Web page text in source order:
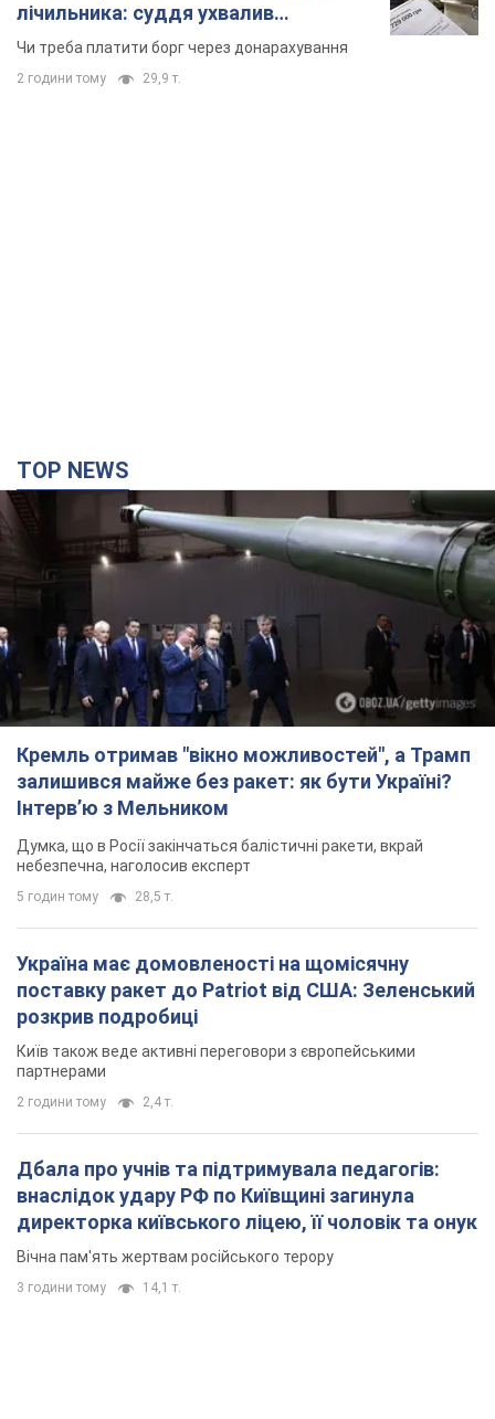
лічильника: суддя ухвалив
неочікуване рішення
Чи треба платити борг через донарахування
2 години тому 29,9 т.
TOP NEWS
Кремль отримав "вікно можливостей", а Трамп
залишився майже без ракет: як бути Україні?
Інтерв’ю з Мельником
Думка, що в Росії закінчаться балістичні ракети, вкрай
небезпечна, наголосив експерт
5 годин тому 28,5 т.
Україна має домовленості на щомісячну
поставку ракет до Patriot від США: Зеленський
розкрив подробиці
Київ також веде активні переговори з європейськими
партнерами
2 години тому 2,4 т.
Дбала про учнів та підтримувала педагогів:
внаслідок удару РФ по Київщині загинула
директорка київського ліцею, її чоловік та онук
Вічна пам'ять жертвам російського терору
3 години тому 14,1 т.